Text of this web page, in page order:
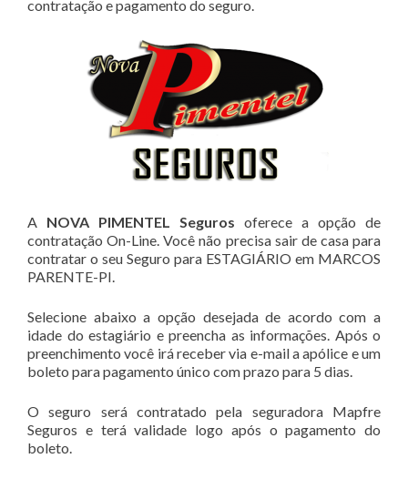
contratação e pagamento do seguro.
A NOVA PIMENTEL Seguros oferece a opção de
contratação On-Line. Você não precisa sair de casa para
contratar o seu Seguro para ESTAGIÁRIO em MARCOS
PARENTE-PI.
Selecione abaixo a opção desejada de acordo com a
idade do estagiário e preencha as informações. Após o
preenchimento você irá receber via e-mail a apólice e um
boleto para pagamento único com prazo para 5 dias.
O seguro será contratado pela seguradora Mapfre
Seguros e terá validade logo após o pagamento do
boleto.